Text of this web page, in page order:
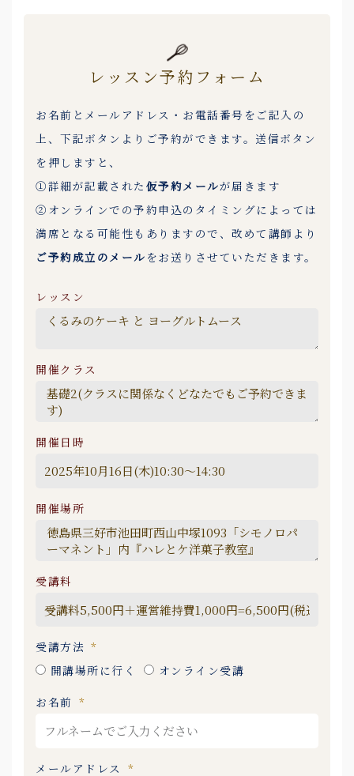
レッスン予約フォーム
お名前とメールアドレス・お電話番号をご記入の
上、下記ボタンよりご予約ができます。送信ボタン
を押しますと、
①詳細が記載された 仮予約メールが届きます
②オンラインでの予約申込のタイミングによっては
満席となる可能性もありますので、改めて講師より
ご予約成立のメール をお送りさせていただきます。
レッスン
開催クラス
開催日時
開催場所
受講料
受講方法
開講場所に行く
オンライン受講
お名前
メールアドレス